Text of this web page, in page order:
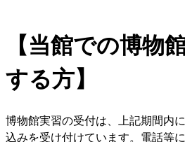
【当館での博物
する方】
博物館実習の受付は、上記期間内
込みを受け付けています。電話等